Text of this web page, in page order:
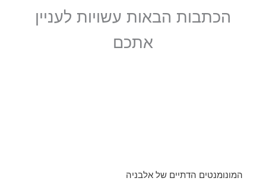
הכתבות הבאות עשויות לעניין
אתכם
המונומנטים הדתיים של אלבניה